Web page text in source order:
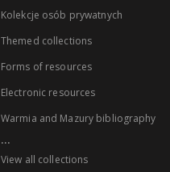
Kolekcje osób prywatnych
Themed collections
Forms of resources
Electronic resources
Warmia and Mazury bibliography
...
View all collections